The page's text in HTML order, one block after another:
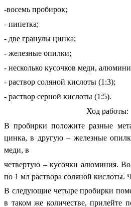
-восемь пробирок;
- пипетка;
- две гранулы цинка;
- железные опилки;
- несколько кусочков меди,
- раствор соляной кислоты (1:3);
- раствор серной кислоты (1:5).
Ход работы:
В пробирки положите разные
цинка, в другую – железные
меди, в
четвертую – кусочки алюминия.
по 1 мл раствора соляной кислоты.
В следующие четыре пробирки
в таком же количестве, прилейте